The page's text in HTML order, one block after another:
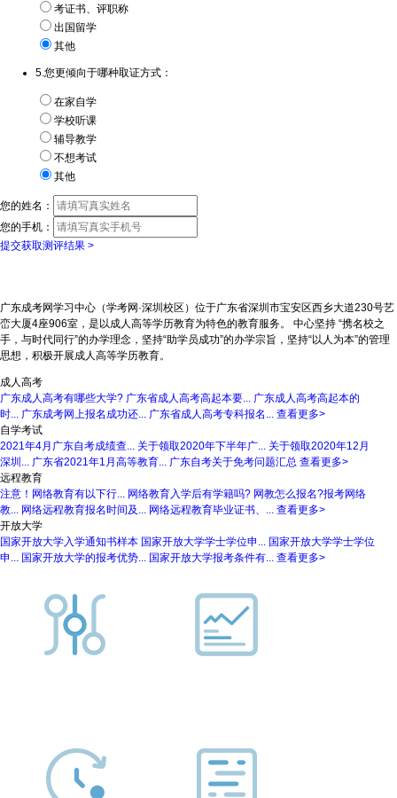
考证书、评职称
出国留学
其他
5.您更倾向于哪种取证方式：
在家自学
学校听课
辅导教学
不想考试
其他
您的姓名：
您的手机：
提交获取测评结果 >
广东成考网学习中心（学考网·深圳校区）位于广东省深圳市宝安区西乡大道230号艺
峦大厦4座906室，是以成人高等学历教育为特色的教育服务。 中心坚持 “携名校之
手，与时代同行”的办学理念，坚持“助学员成功”的办学宗旨，坚持“以人为本”的管理
思想，积极开展成人高等学历教育。
成人高考
广东成人高考有哪些大学? 广东省成人高考高起本要... 广东成人高考高起本的
时... 广东成考网上报名成功还... 广东省成人高考专科报名... 查看更多>
自学考试
2021年4月广东自考成绩查... 关于领取2020年下半年广... 关于领取2020年12月
深圳... 广东省2021年1月高等教育... 广东自考关于免考问题汇总 查看更多>
远程教育
注意！网络教育有以下行... 网络教育入学后有学籍吗? 网教怎么报名?报考网络
教... 网络远程教育报名时间及... 网络远程教育毕业证书、... 查看更多>
开放大学
国家开放大学入学通知书样本 国家开放大学学士学位申... 国家开放大学学士学位
申... 国家开放大学的报考优势... 国家开放大学报考条件有... 查看更多>